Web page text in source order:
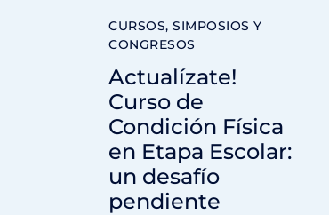
CURSOS, SIMPOSIOS Y
CONGRESOS
Actualízate!
Curso de
Condición Física
en Etapa Escolar:
un desafío
pendiente